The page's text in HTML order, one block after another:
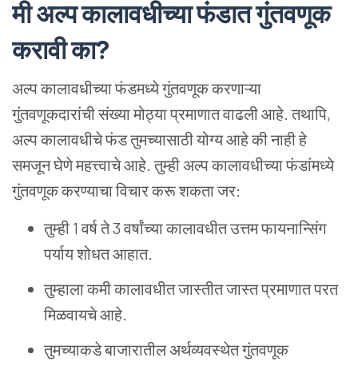
मीअल्पकालावधीच्याफंडातगुंतवणूक
करावीका?
अल्प कालावधीच्या फंडमध्ये गुंतवणूक करणाऱ्या
गुंतवणूकदारांची संख्या मोठ्या प्रमाणात वाढली आहे. तथापि,
अल्प कालावधीचे फंड तुमच्यासाठी योग्य आहे की नाही हे
समजून घेणे महत्त्वाचे आहे. तुम्ही अल्प कालावधीच्या फंडांमध्ये
गुंतवणूक करण्याचा विचार करू शकता जर:
तुम्ही 1 वर्ष ते 3 वर्षांच्या कालावधीत उत्तम फायनान्सिंग
पर्याय शोधत आहात.
तुम्हाला कमी कालावधीत जास्तीत जास्त प्रमाणात परत
मिळवायचे आहे.
तुमच्याकडे बाजारातील अर्थव्यवस्थेत गुंतवणूक